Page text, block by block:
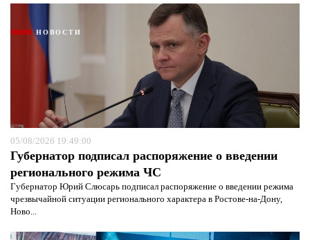
НОВОСТИ
05/08/2026 19:49:00
Губернатор подписал распоряжение о введении
регионального режима ЧС
Губернатор Юрий Слюсарь подписал распоряжение о введении режима
чрезвычайной ситуации регионального характера в Ростове-на-Дону,
Ново...